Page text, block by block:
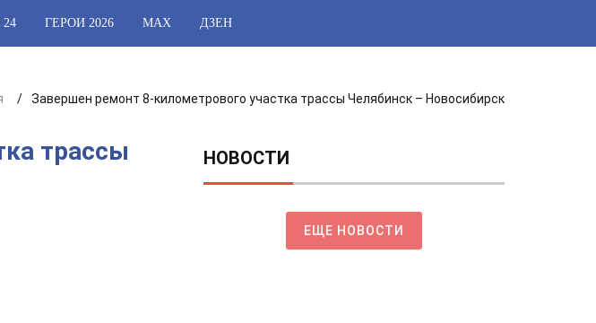
ГЕРОИ 2026 МАХ ДЗЕН
Завершен ремонт 8-километрового участка трассы Челябинск – Новосибирск
трассы
НОВОСТИ
ЕЩЕ НОВОСТИ